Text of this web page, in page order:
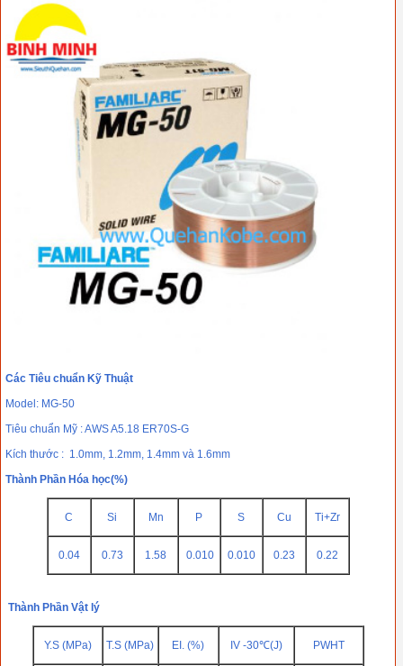
Các Tiêu chuẩn Kỹ Thuật
Model: MG-50
Tiêu chuẩn Mỹ : AWS A5.18 ER70S-G
Kích thước : 1.0mm, 1.2mm, 1.4mm và 1.6mm
Thành Phần Hóa học(%)
C Si Mn P S Cu Ti+Zr
0.04 0.73 1.58 0.010 0.010 0.23 0.22
Thành Phần Vật lý
Y.S (MPa) T.S (MPa) EI. (%) IV -30℃(J) PWHT